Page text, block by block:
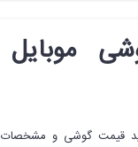
قیمت گوشی و مشخصات